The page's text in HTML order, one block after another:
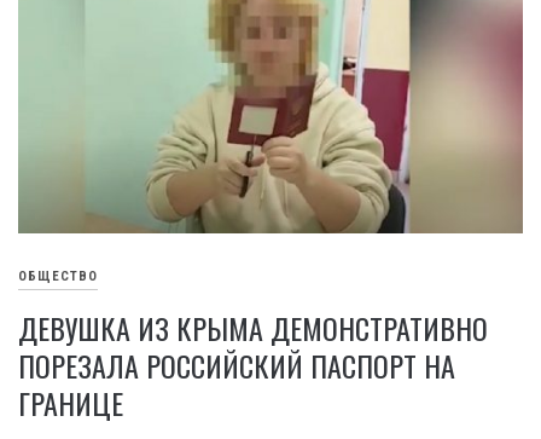
ОБЩЕСТВО
ДЕВУШКА ИЗ КРЫМА ДЕМОНСТРАТИВНО
ПОРЕЗАЛА РОССИЙСКИЙ ПАСПОРТ НА
ГРАНИЦЕ